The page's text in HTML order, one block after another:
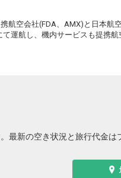
スJを利用する 4
航空会社(FDA、AMX)と日本航
運航し、機内サービスも提携航
最新の空き状況と旅行代金は